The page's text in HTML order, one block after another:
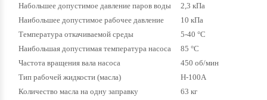
Набольшее допустимое давление паров воды
2,3 кПа
Наибольшее допустимое рабочее давление
10 кПа
Температура откачиваемой среды
5-40 °С
Наибольшая допустимая температура насоса
85 °С
Частота вращения вала насоса
450 об/мин
Тип рабочей жидкости (масла)
Н-100А
Количество масла на одну заправку
63 кг